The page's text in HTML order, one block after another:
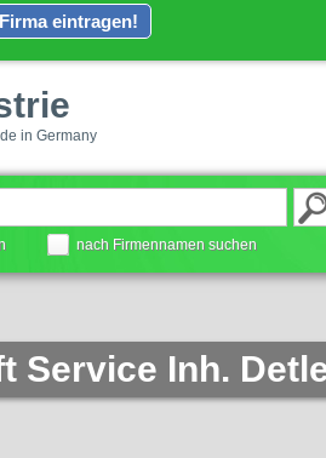
Firma eintragen!
in Germany
nach Firmennamen suchen
Service Inh.